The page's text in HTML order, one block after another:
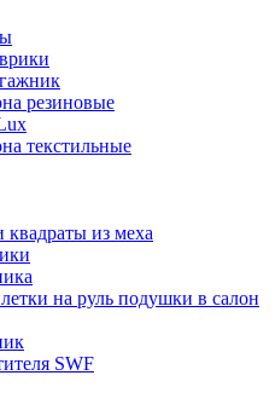
резиновые
текстильные
из меха
на руль подушки в салон
SWF